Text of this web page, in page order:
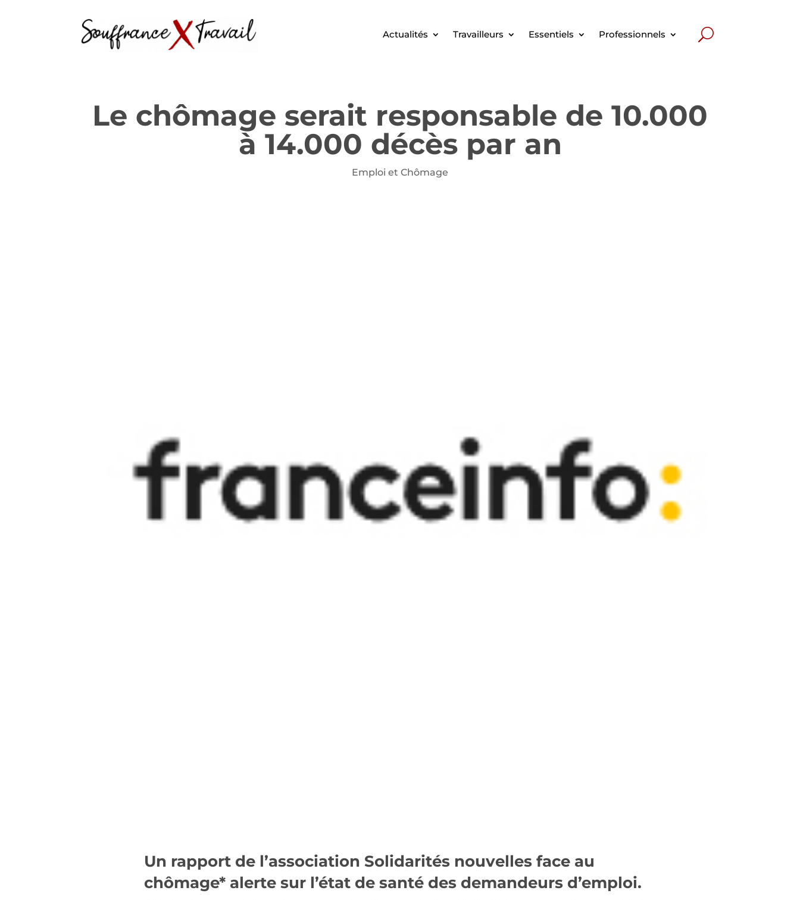
Actualités Travailleurs Essentiels Professionnels
Le chômage serait responsable de 10.000
à 14.000 décès par an
Emploi et Chômage
Un rapport de l’association Solidarités nouvelles face au
chômage* alerte sur l’état de santé des demandeurs d’emploi.